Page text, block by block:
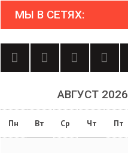
МЫ В СЕТЯХ:
АВГУСТ 2026
Пн Вт Ср Чт Пт